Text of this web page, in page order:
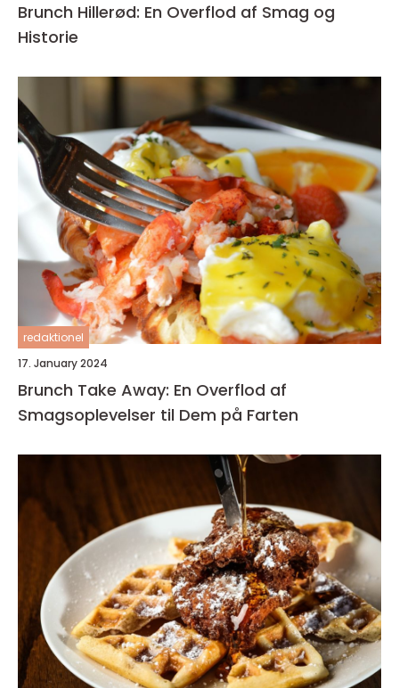
Brunch Hillerød: En Overflod af Smag og
Historie
redaktionel
17. January 2024
Brunch Take Away: En Overflod af
Smagsoplevelser til Dem på Farten